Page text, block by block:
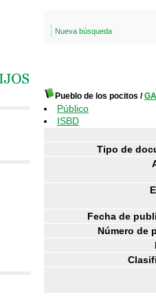
Nueva búsqueda
Pueblo de los pocitos /
Público
ISBD
Tipo de
Fecha de
Número de